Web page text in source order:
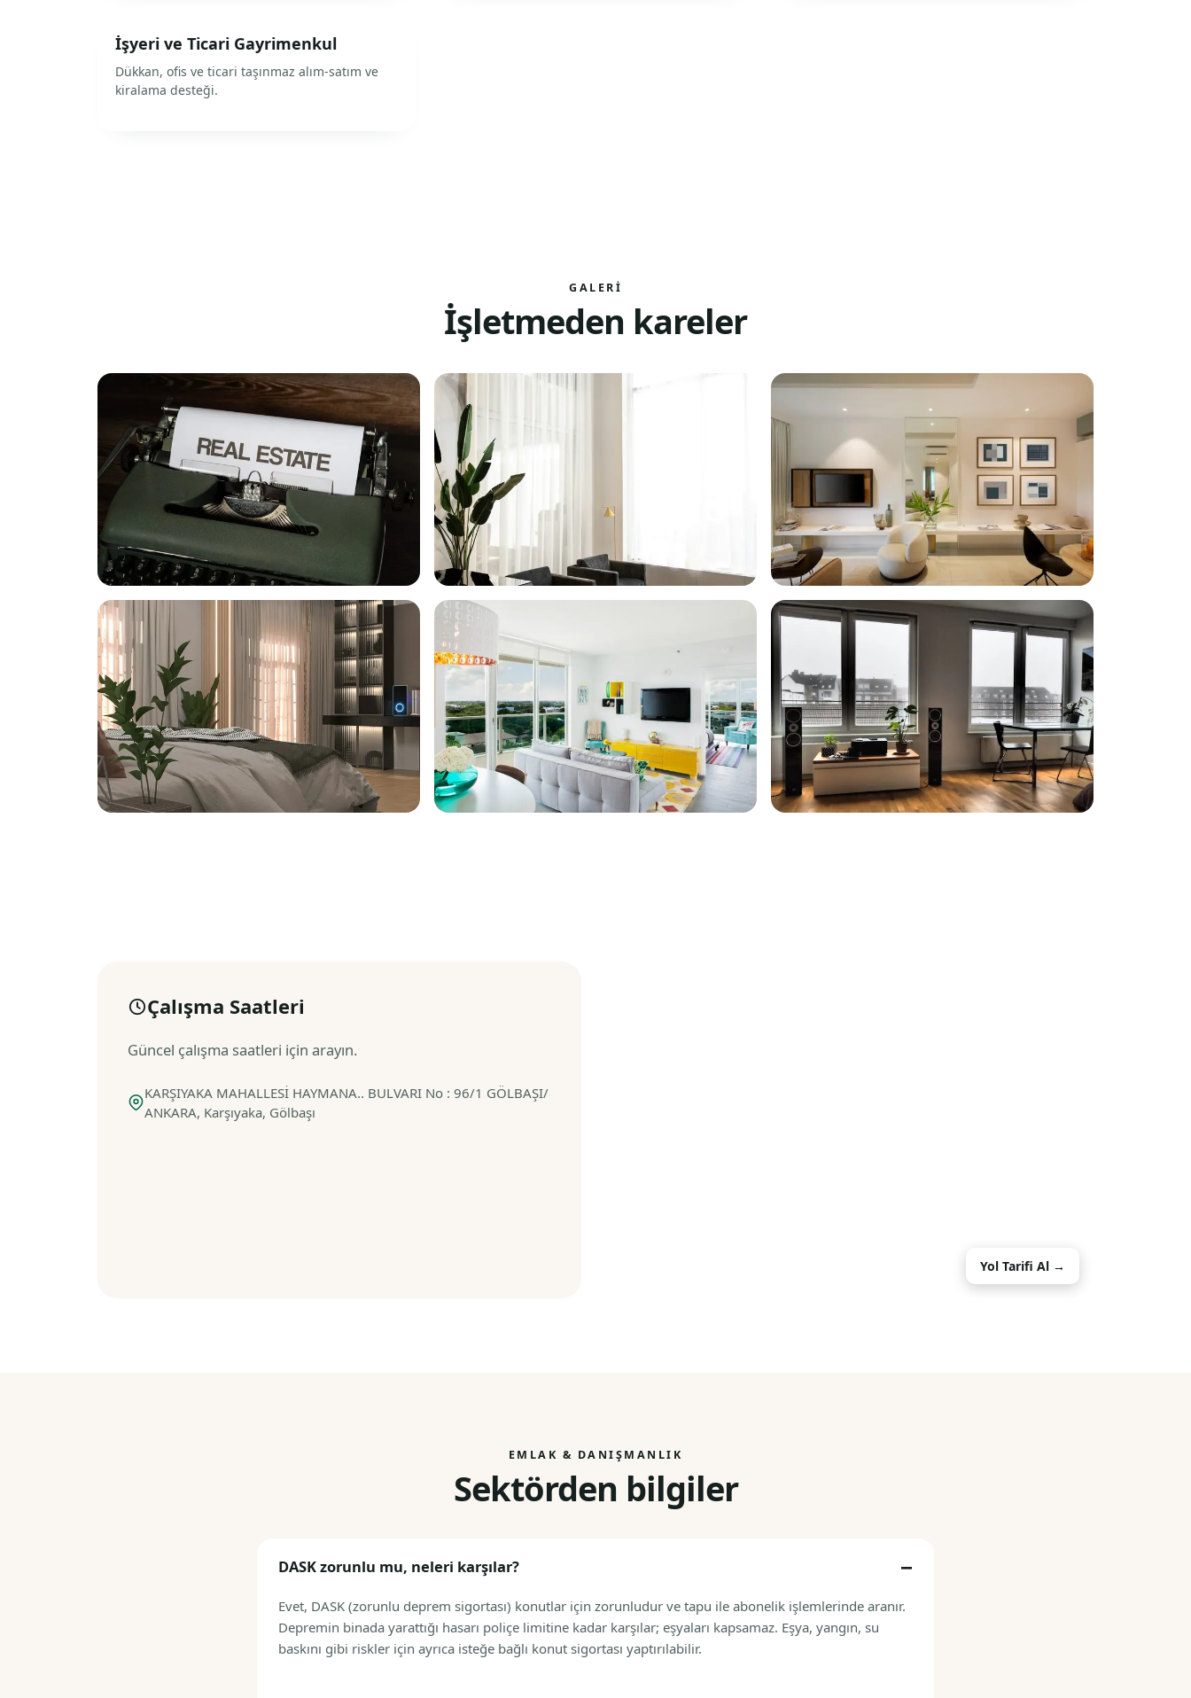
İşyeri ve Ticari Gayrimenkul
Dükkan, ofis ve ticari taşınmaz alım-satım ve
kiralama desteği.
GALERI
İşletmeden kareler
Çalışma Saatleri
Güncel çalışma saatleri için arayın.
KARŞIYAKA MAHALLESİ HAYMANA.. BULVARI No : 96/1 GÖLBAŞI/
ANKARA, Karşıyaka, Gölbaşı
Yol Tarifi Al →
EMLAK & DANIŞMANLIK
Sektörden bilgiler
DASK zorunlu mu, neleri karşılar?
Evet, DASK (zorunlu deprem sigortası) konutlar için zorunludur ve tapu ile abonelik işlemlerinde aranır.
Depremin binada yarattığı hasarı poliçe limitine kadar karşılar; eşyaları kapsamaz. Eşya, yangın, su
baskını gibi riskler için ayrıca isteğe bağlı konut sigortası yaptırılabilir.